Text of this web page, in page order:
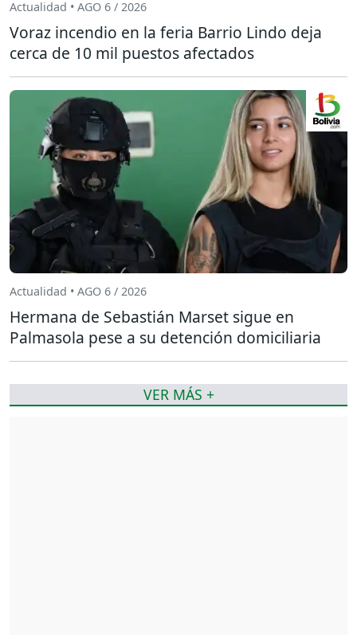
Actualidad • AGO 6 / 2026
Voraz incendio en la feria Barrio Lindo deja
cerca de 10 mil puestos afectados
Actualidad • AGO 6 / 2026
Hermana de Sebastián Marset sigue en
Palmasola pese a su detención domiciliaria
VER MÁS +